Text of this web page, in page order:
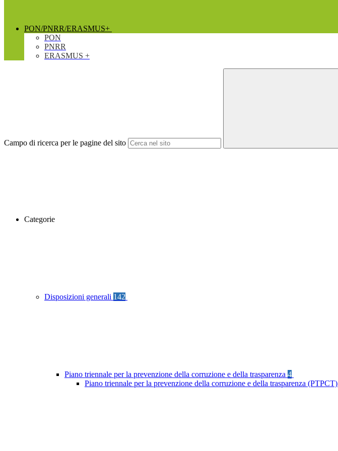
PON/PNRR/ERASMUS+
PON
PNRR
ERASMUS +
Campo di ricerca per le pagine del sito
Categorie
Disposizioni generali 142
Piano triennale per la prevenzione della corruzione e della trasparenza 4
Piano triennale per la prevenzione della corruzione e della trasparenza (PTPCT)